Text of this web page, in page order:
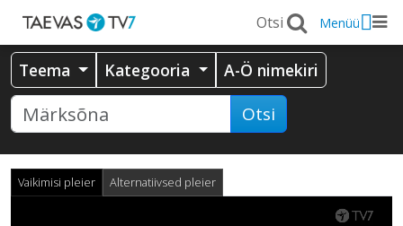
Menüü
Teema Kategooria A-Ö nimekiri
Otsi
Vaikimisi pleier Alternatiivsed pleier